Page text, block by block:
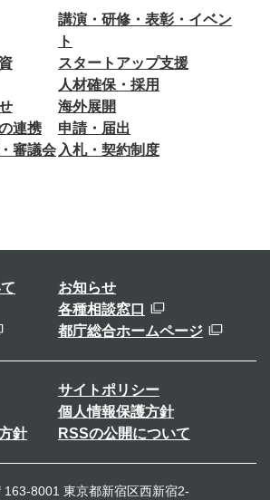
講演・研修・表彰・イベン
ト
スタートアップ支援
人材確保・採用
海外展開
連携
申請・届出
審議会 入札・契約制度
お知らせ
各種相談窓口
都庁総合ホームページ
サイトポリシー
個人情報保護方針
針
RSSの公開について
8001 東京都新宿区西新宿2-